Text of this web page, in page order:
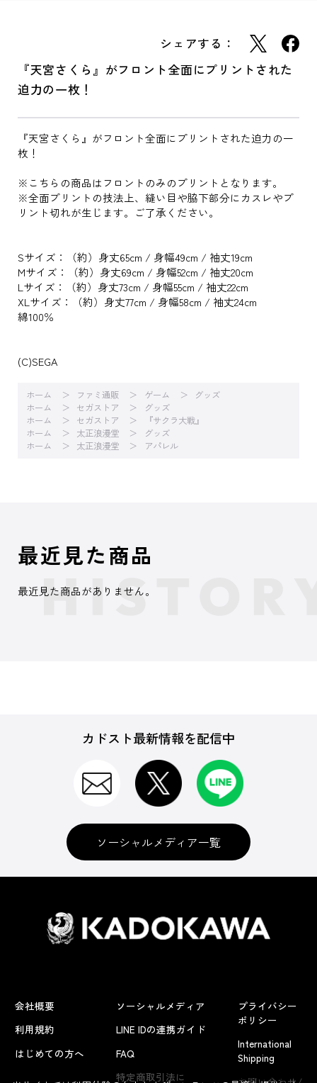
シェアする：
『天宮さくら』がフロント全面にプリントされた
迫力の一枚！
『天宮さくら』がフロント全面にプリントされた迫力の一
枚！
※こちらの商品はフロントのみのプリントとなります。
※全面プリントの技法上、縫い目や脇下部分にカスレやプ
リント切れが生じます。ご了承ください。
Sサイズ：（約）身丈65cm / 身幅49cm / 袖丈19cm
Mサイズ：（約）身丈69cm / 身幅52cm / 袖丈20cm
Lサイズ：（約）身丈73cm / 身幅55cm / 袖丈22cm
XLサイズ：（約）身丈77cm / 身幅58cm / 袖丈24cm
綿100％
(C)SEGA
ホーム ファミ通販 ゲーム
グッズ
ホーム
セガストア
グッズ
ホーム
セガストア
『サクラ大戦』
ホーム
太正浪漫堂
グッズ
ホーム
太正浪漫堂 アパレル
よくあるお問い合わせ
最近見た商品
最近見た商品がありません。
カドスト最新情報を配信中
ソーシャルメディア一覧
会社概要
利用規約
はじめての方へ
ソーシャルメディア
LINE IDの連携ガイド
FAQ
特定商取引法に
プライバシー
ポリシー
International
Shipping